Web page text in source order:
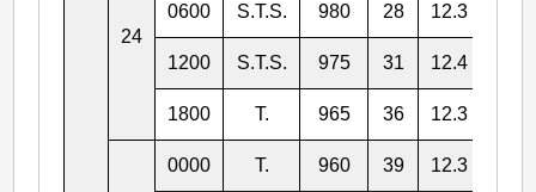
24
0600 S.T.S. 980 28 12.3
1200 S.T.S. 975 31 12.4
1800 T. 965 36 12.3
0000 T. 960 39 12.3